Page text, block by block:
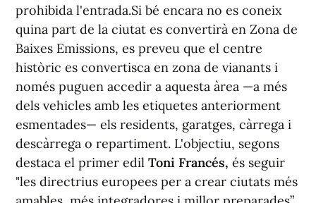
prohibida l'entrada.Si bé encara no es coneix
quina part de la ciutat es convertirà en Zona de
Baixes Emissions, es preveu que el centre
històric es convertisca en zona de vianants i
només puguen accedir a aquesta àrea —a més
dels vehicles amb les etiquetes anteriorment
esmentades— els residents, garatges, càrrega i
descàrrega o repartiment. L'objectiu, segons
destaca el primer edil Toni Francés, és seguir
"les directrius europees per a crear ciutats més